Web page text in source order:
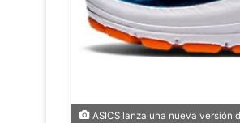
ASICS lanza una nueva versión